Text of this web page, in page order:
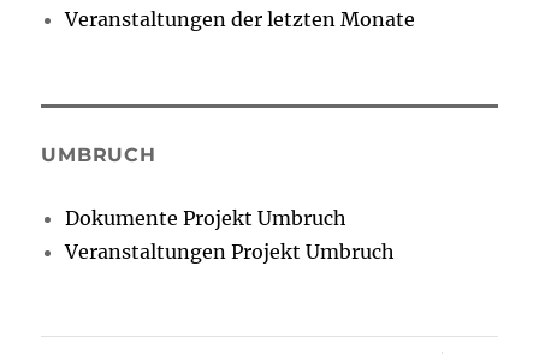
Veranstaltungen der letzten Monate
UMBRUCH
Dokumente Projekt Umbruch
Veranstaltungen Projekt Umbruch